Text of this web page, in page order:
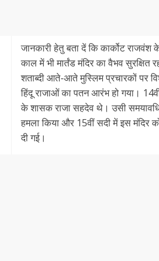
जानकारी हेतु बता दें कि कार्कोट
काल में भी मार्तंड मंदिर का वैभव सु​रक्षित
शताब्दी आते-आते मुस्लिम प्रचारकों पर
हिंदू राजाओं का पतन आरंभ हो गया।
के शासक राजा सहदेव थे। उसी समयावधि
हमला किया और 15वीं सदी में इस मंदिर
दी गई।